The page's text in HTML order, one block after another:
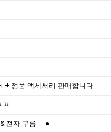
+ 정품 액세서리 판매합니다.
ㅍ
전자 구름 ----●